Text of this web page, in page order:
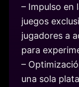
– Impulso en
juegos
jugadores a
para
–
una sola